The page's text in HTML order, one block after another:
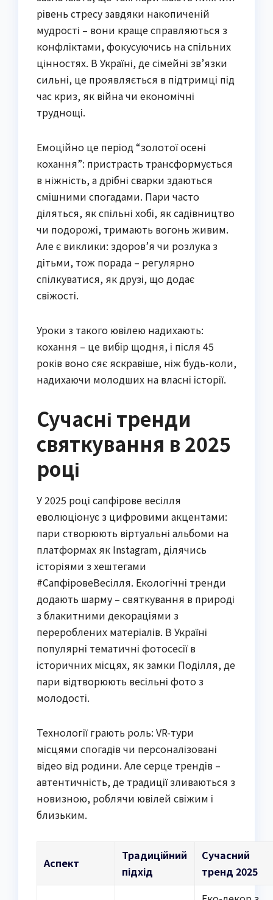
рівень стресу завдяки накопиченій
мудрості – вони краще справляються з
конфліктами, фокусуючись на спільних
цінностях. В Україні, де сімейні зв’язки
сильні, це проявляється в підтримці під
час криз, як війна чи економічні
труднощі.
Емоційно це період “золотої осені
кохання”: пристрасть трансформується
в ніжність, а дрібні сварки здаються
смішними спогадами. Пари часто
діляться, як спільні хобі, як садівництво
чи подорожі, тримають вогонь живим.
Але є виклики: здоров’я чи розлука з
дітьми, тож порада – регулярно
спілкуватися, як друзі, що додає
свіжості.
Уроки з такого ювілею надихають:
кохання – це вибір щодня, і після 45
років воно сяє яскравіше, ніж будь-коли,
надихаючи молодших на власні історії.
Сучасні тренди
святкування в 2025
році
У 2025 році сапфірове весілля
еволюціонує з цифровими акцентами:
пари створюють віртуальні альбоми на
платформах як Instagram, ділячись
історіями з хештегами
#СапфіровеВесілля. Екологічні тренди
додають шарму – святкування в природі
з блакитними декораціями з
перероблених матеріалів. В Україні
популярні тематичні фотосесії в
історичних місцях, як замки Поділля, де
пари відтворюють весільні фото з
молодості.
Технології грають роль: VR-тури
місцями спогадів чи персоналізовані
відео від родини. Але серце трендів –
автентичність, де традиції зливаються з
новизною, роблячи ювілей свіжим і
близьким.
Аспект
Традиційний
підхід
Сучасний
тренд 2025